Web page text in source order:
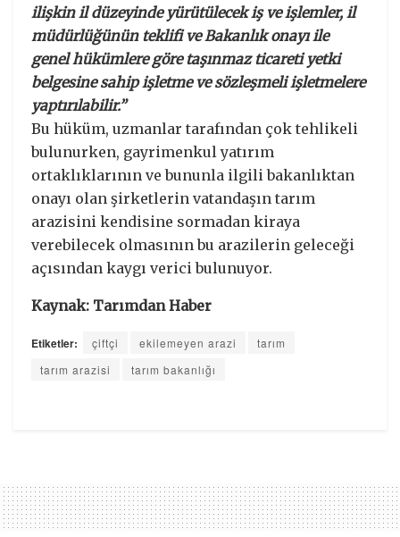
ilişkin il düzeyinde yürütülecek iş ve işlemler, il
müdürlüğünün teklifi ve Bakanlık onayı ile
genel hükümlere göre taşınmaz ticareti yetki
belgesine sahip işletme ve sözleşmeli işletmelere
yaptırılabilir.”
Bu hüküm, uzmanlar tarafından çok tehlikeli
bulunurken, gayrimenkul yatırım
ortaklıklarının ve bununla ilgili bakanlıktan
onayı olan şirketlerin vatandaşın tarım
arazisini kendisine sormadan kiraya
verebilecek olmasının bu arazilerin geleceği
açısından kaygı verici bulunuyor.
Kaynak: Tarımdan Haber
Etiketler: çiftçi ekilemeyen arazi
tarım
tarım arazisi
tarım bakanlığı